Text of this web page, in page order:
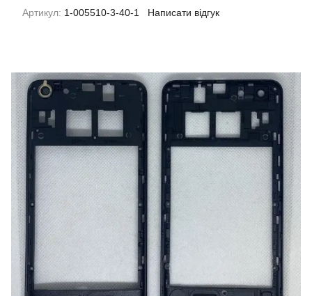
Артикул: 1-005510-3-40-1 Написати відгук